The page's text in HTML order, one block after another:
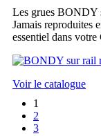
Les grues BONDY
Jamais reproduites
essentiel dans
Voir le catalogue
1
2
3